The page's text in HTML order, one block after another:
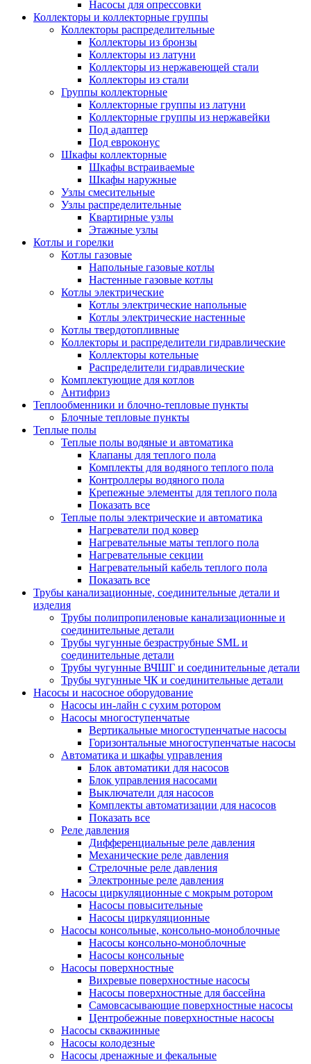
Насосы для опрессовки
Коллекторы и коллекторные группы
Коллекторы распределительные
Коллекторы из бронзы
Коллекторы из латуни
Коллекторы из нержавеющей стали
Коллекторы из стали
Группы коллекторные
Коллекторные группы из латуни
Коллекторные группы из нержавейки
Под адаптер
Под евроконус
Шкафы коллекторные
Шкафы встраиваемые
Шкафы наружные
Узлы смесительные
Узлы распределительные
Квартирные узлы
Этажные узлы
Котлы и горелки
Котлы газовые
Напольные газовые котлы
Настенные газовые котлы
Котлы электрические
Котлы электрические напольные
Котлы электрические настенные
Котлы твердотопливные
Коллекторы и распределители гидравлические
Коллекторы котельные
Распределители гидравлические
Комплектующие для котлов
Антифриз
Теплообменники и блочно-тепловые пункты
Блочные тепловые пункты
Теплые полы
Теплые полы водяные и автоматика
Клапаны для теплого пола
Комплекты для водяного теплого пола
Контроллеры водяного пола
Крепежные элементы для теплого пола
Показать все
Теплые полы электрические и автоматика
Нагреватели под ковер
Нагревательные маты теплого пола
Нагревательные секции
Нагревательный кабель теплого пола
Показать все
Трубы канализационные, соединительные детали и
изделия
Трубы полипропиленовые канализационные и
соединительные детали
Трубы чугунные безраструбные SML и
соединительные детали
Трубы чугунные ВЧШГ и соединительные детали
Трубы чугунные ЧК и соединительные детали
Насосы и насосное оборудование
Насосы ин-лайн с сухим ротором
Насосы многоступенчатые
Вертикальные многоступенчатые насосы
Горизонтальные многоступенчатые насосы
Автоматика и шкафы управления
Блок автоматики для насосов
Блок управления насосами
Выключатели для насосов
Комплекты автоматизации для насосов
Показать все
Реле давления
Дифференциальные реле давления
Механические реле давления
Стрелочные реле давления
Электронные реле давления
Насосы циркуляционные с мокрым ротором
Насосы повысительные
Насосы циркуляционные
Насосы консольные, консольно-моноблочные
Насосы консольно-моноблочные
Насосы консольные
Насосы поверхностные
Вихревые поверхностные насосы
Насосы поверхностные для бассейна
Самовсасывающие поверхностные насосы
Центробежные поверхностные насосы
Насосы скважинные
Насосы колодезные
Насосы дренажные и фекальные